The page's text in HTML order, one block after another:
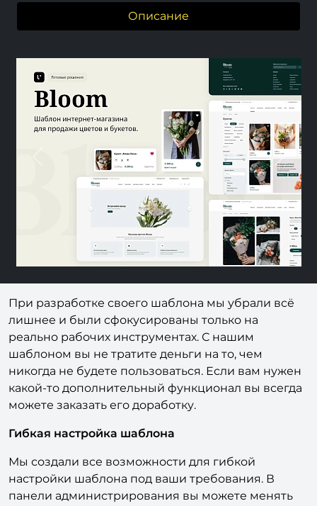
Описание
Next
При разработке своего шаблона мы убрали всё
лишнее и были сфокусированы только на
реально рабочих инструментах. С нашим
шаблоном вы не тратите деньги на то, чем
никогда не будете пользоваться. Если вам нужен
какой-то дополнительный функционал вы всегда
можете заказать его доработку.
Гибкая настройка шаблона
Мы создали все возможности для гибкой
настройки шаблона под ваши требования. В
панели администрирования вы можете менять